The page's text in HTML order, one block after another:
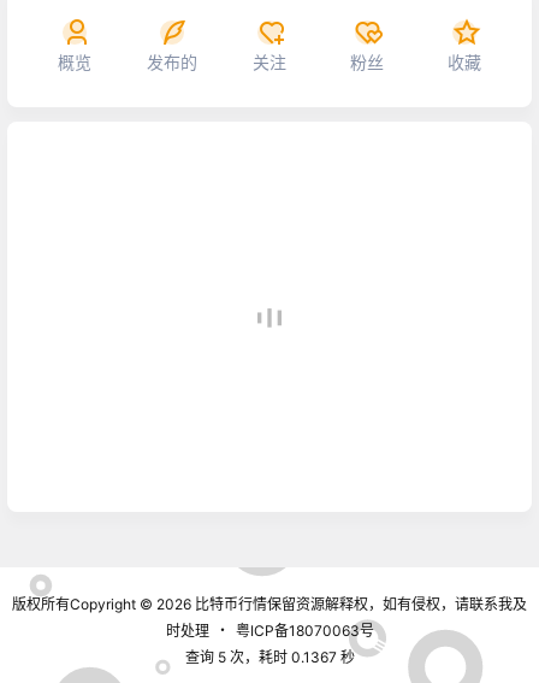
概览 发布的 关注 粉丝 收藏
版权所有Copyright © 2026 比特币行情保留资源解释权，如有侵权，请联系我及
时处理
・ 粤ICP备18070063号
查询 5 次，耗时 0.1367 秒